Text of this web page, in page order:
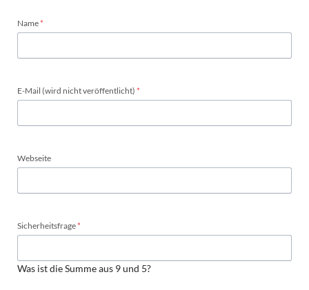
Pflichtfeld
Name*
Pflichtfeld
E-Mail (wird nicht veröffentlicht) *
Webseite
Pflichtfeld
Sicherheitsfrage*
Was ist die Summe aus 9 und 5?